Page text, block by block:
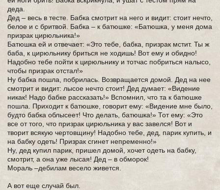
деда.
Дед – весь в тесте. Бабка смотрит на него и видит: стоит нечто,
белое и с бритвой. Бабка – к батюшке: «Батюшка, у меня дома
призрак цирюльника!»
Батюшка ей и отвечает: «Это тебе, бабка, призрак мстит. Ты ж
баба, к цирюльнику бриться не ходишь! Вот ему и обидно!
Надобно тебе пойти к цирюльнику и тотчас побриться налысо,
чтобы призрак отстал!»
Ну бабка пошла, побрилась. Возвращается домой. Дед на нее
смотрит и видит: лысое нечто стоит! Дед думает: «Видение
никак! Надо бабке рассказать!» Вспомнил, что та к батюшке
пошла. Приходит к батюшке, говорит ему: «Видение мне было,
будто бабка облысеет! Что делать, батюшка!» Тот ему: «Это
все от того, что призрак цирюльника у вас завелся! Вот и
творит всякую чертовщину! Надобно тебе, дед, парик купить, и
на бабку одеть! Призрак сгинет непременно!»
Ну, дед купил парик, пришел домой, хочет одеть на бабку,
смотрит, а она уже лысая! Дед – в обморок!
Мораль –дебилам весело живется.
А вот еще случай был.